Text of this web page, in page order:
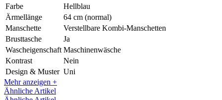
Farbe
Hellblau
Ärmellänge
64 cm (normal)
Manschette
Verstellbare Kombi-Manschetten
Brusttasche
Ja
Wascheigenschaft Maschinenwäsche
Kontrast
Nein
Design & Muster Uni
Mehr anzeigen +
Ähnliche Artikel